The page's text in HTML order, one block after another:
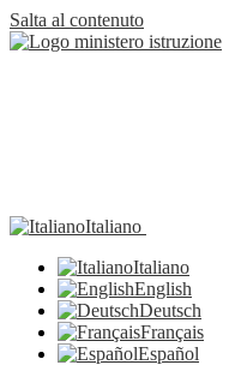
Salta al contenuto
Italiano
Italiano
English
Deutsch
Français
Español